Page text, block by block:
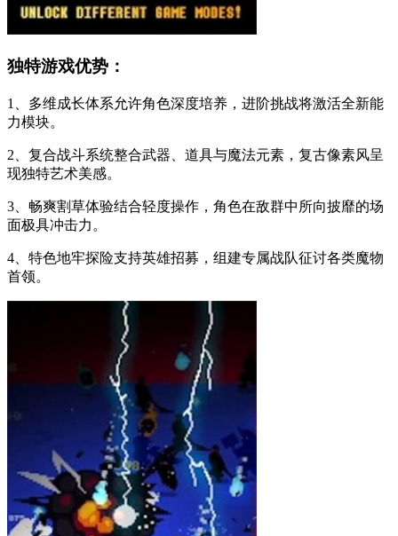
独特游戏优势：
1、多维成长体系允许角色深度培养，进阶挑战将激活全新能
力模块。
2、复合战斗系统整合武器、道具与魔法元素，复古像素风呈
现独特艺术美感。
3、畅爽割草体验结合轻度操作，角色在敌群中所向披靡的场
面极具冲击力。
4、特色地牢探险支持英雄招募，组建专属战队征讨各类魔物
首领。